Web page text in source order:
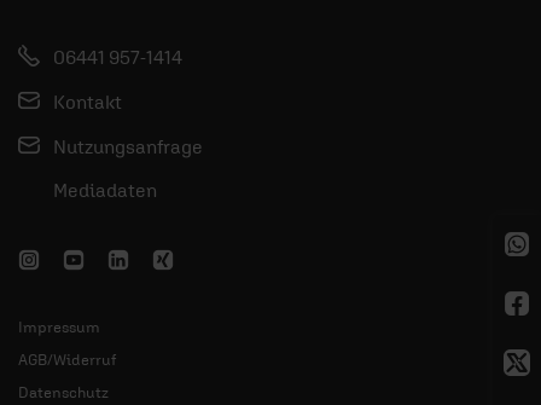
06441 957-1414
Kontakt
Nutzungsanfrage
Mediadaten
Impressum
AGB/Widerruf
Datenschutz